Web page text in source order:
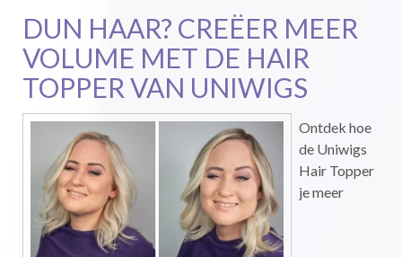
DUN HAAR? CREËER MEER
VOLUME MET DE HAIR
TOPPER VAN UNIWIGS
Ontdek hoe
de Uniwigs
Hair Topper
je meer